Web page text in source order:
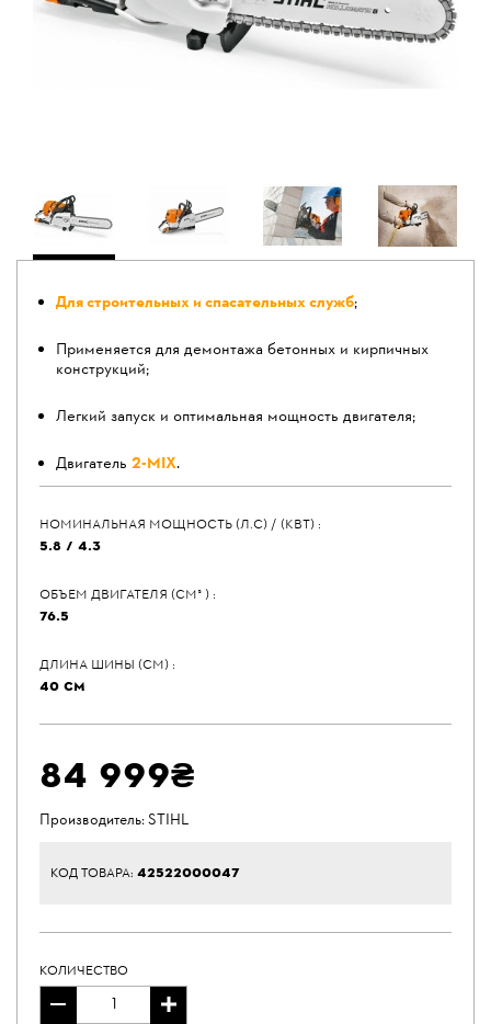
Для строительных и спасательных служб;
Применяется для демонтажа бетонных и кирпичных
конструкций;
Легкий запуск и оптимальная мощность двигателя;
Двигатель 2-MIX.
НОМИНАЛЬНАЯ МОЩНОСТЬ (Л.С) / (КВТ) :
5.8 / 4.3
ОБЪЕМ ДВИГАТЕЛЯ (СМ³ ) :
76.5
ДЛИНА ШИНЫ (СМ) :
40 СМ
84 999₴
Производитель:STIHL
КОД ТОВАРА: 42522000047
КОЛИЧЕСТВО